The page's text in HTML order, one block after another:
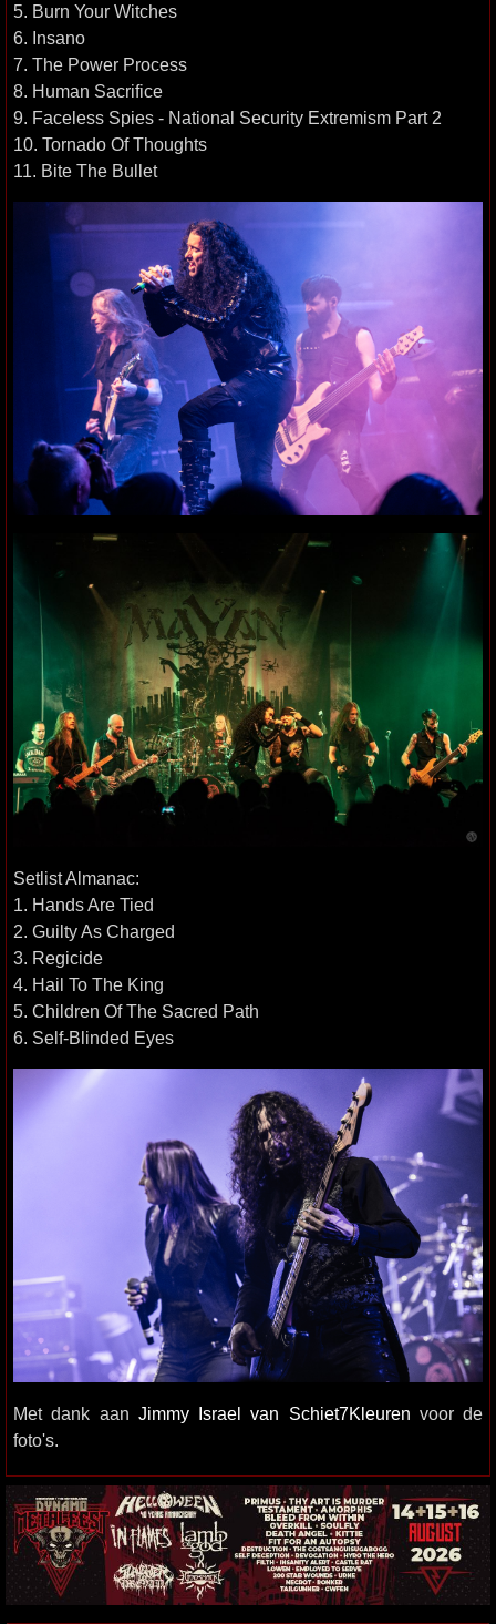
5. Burn Your Witches
6. Insano
7. The Power Process
8. Human Sacrifice
9. Faceless Spies - National Security Extremism Part 2
10. Tornado Of Thoughts
11. Bite The Bullet
Setlist Almanac:
1. Hands Are Tied
2. Guilty As Charged
3. Regicide
4. Hail To The King
5. Children Of The Sacred Path
6. Self-Blinded Eyes
Met dank aan Jimmy Israel van Schiet7Kleuren voor de
foto's.